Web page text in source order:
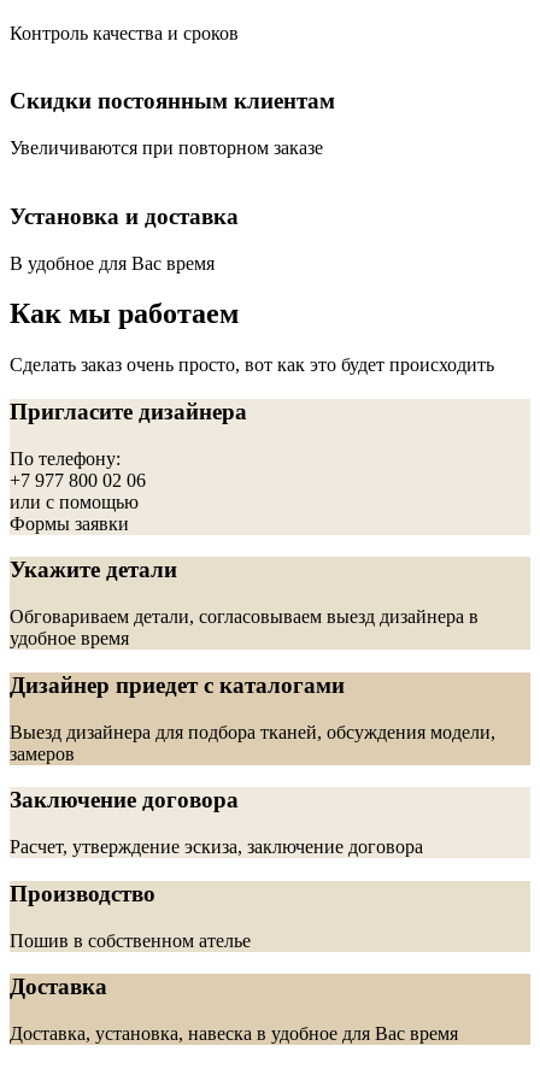
Контроль качества и сроков
Скидки постоянным клиентам
Увеличиваются при повторном заказе
Установка и доставка
В удобное для Вас время
Как мы работаем
Сделать заказ очень просто, вот как это будет происходить
Пригласите дизайнера
По телефону:
+7 977 800 02 06
или с помощью
Формы заявки
Укажите детали
Обговариваем детали, согласовываем выезд дизайнера в
удобное время
Дизайнер приедет с каталогами
Выезд дизайнера для подбора тканей, обсуждения модели,
замеров
Заключение договора
Расчет, утверждение эскиза, заключение договора
Производство
Пошив в собственном ателье
Доставка
Доставка, установка, навеска в удобное для Вас время